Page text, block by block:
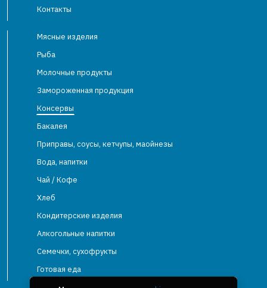
Контакты
Мясные изделия
Рыба
Молочные продукты
Замороженная продукция
Консервы
Бакалея
Приправы, соусы, кетчупы, маойнезы
Вода, напитки
Чай / Кофе
Хлеб
Кондитерские изделия
Алкогольные напитки
Семечки, сухофрукты
Готовая еда